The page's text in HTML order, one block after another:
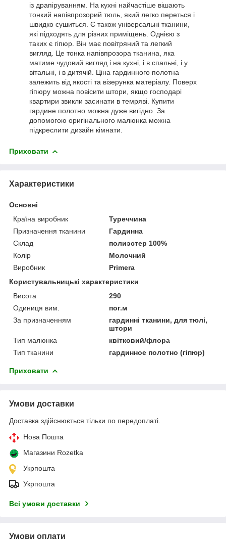
із драпіруванням. На кухні найчастіше вішають
тонкий напівпрозорий тюль, який легко переться і
швидко сушиться. Є також універсальні тканини,
які підходять для різних приміщень. Однією з
таких є гіпюр. Він має повітряний та легкий
вигляд. Це тонка напівпрозора тканина, яка
матиме чудовий вигляд і на кухні, і в спальні, і у
вітальні, і в дитячій. Ціна гардинного полотна
залежить від якості та візерунка матеріалу. Поверх
гіпюру можна повісити штори, якщо господарі
квартири звикли засинати в темряві. Купити
гардине полотно можна дуже вигідно. За
допомогою оригінального малюнка можна
підкреслити дизайн кімнати.
Приховати
Характеристики
Основні
Країна виробник
Туреччина
Призначення тканини
Гардинна
Склад
полиэстер 100%
Колір
Молочний
Виробник
Primera
Користувальницькі характеристики
Висота
290
Одиниця вим.
пог.м
За призначенням
гардинні тканини, для тюлі,
штори
Тип малюнка
квітковий/флора
Тип тканини
гардинное полотно (гіпюр)
Приховати
Умови доставки
Доставка здійснюється тільки по передоплаті.
Нова Пошта
Магазини Rozetka
Укрпошта
Укрпошта
Всі умови доставки
Умови оплати